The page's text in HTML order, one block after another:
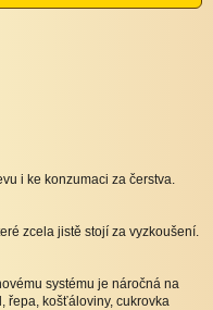
i ke konzumaci za čerstva.
zcela jistě stojí za vyzkoušení.
systému je náročná na
řepa, košťáloviny, cukrovka